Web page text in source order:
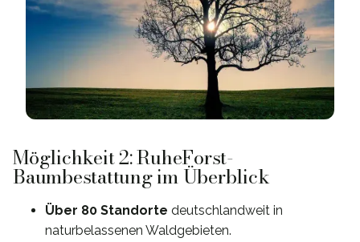
Möglichkeit 2: RuheForst-
Baumbestattung im Überblick
Über 80 Standorte deutschlandweit in
naturbelassenen Waldgebieten.